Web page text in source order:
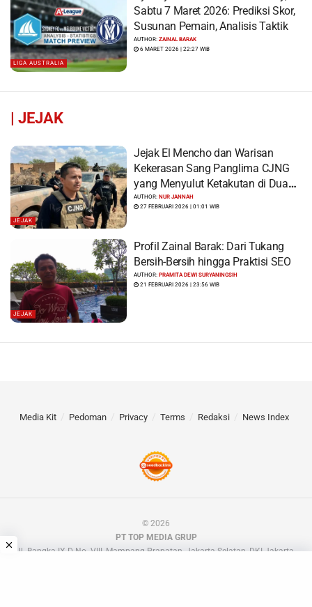
LIGA AUSTRALIA
Sabtu 7 Maret 2026: Prediksi Skor,
Susunan Pemain, Analisis Taktik
AUTHOR:ZAINAL BARAK
6 MARET 2026 | 22:27 WIB
| JEJAK
JEJAK
Jejak El Mencho dan Warisan
Kekerasan Sang Panglima CJNG
yang Menyulut Ketakutan di Dua
Benua
AUTHOR:NUR JANNAH
27 FEBRUARI 2026 | 01:01 WIB
JEJAK
Profil Zainal Barak: Dari Tukang
Bersih-Bersih hingga Praktisi SEO
AUTHOR:PRAMITA DEWI SURYANINGSIH
21 FEBRUARI 2026 | 23:56 WIB
Media Kit Pedoman Privacy Terms Redaksi News Index
© 2026
PT TOP MEDIA GRUP
Jl. Bangka IX D No. VIII, Mampang Prapatan, Jakarta Selatan, DKI Jakarta.